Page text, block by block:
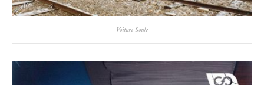
Voiture Soulé